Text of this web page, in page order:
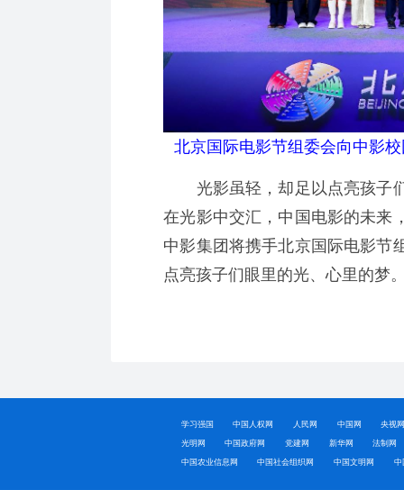
北京国际电影节组委会向中影
光影虽轻，却足以点亮孩子们
在光影中交汇，中国电影的未来
中影集团将携手北京国际电影节
点亮孩子们眼里的光、心里的梦
学习强国 中国人权网 人民网 中国网 央视
光明网 中国政府网 党建网 新华网 法制网
中国农业信息网 中国社会组织网 中国文明网 中